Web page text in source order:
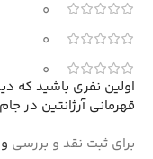
0
0
0
اولین نفری باشید که
قهرمانی آرژانتین در جام جهانی
برای ثبت نقد و بررسی